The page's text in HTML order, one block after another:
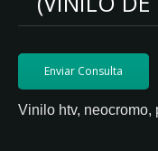
Enviar Consulta
Vinilo htv, neocromo,